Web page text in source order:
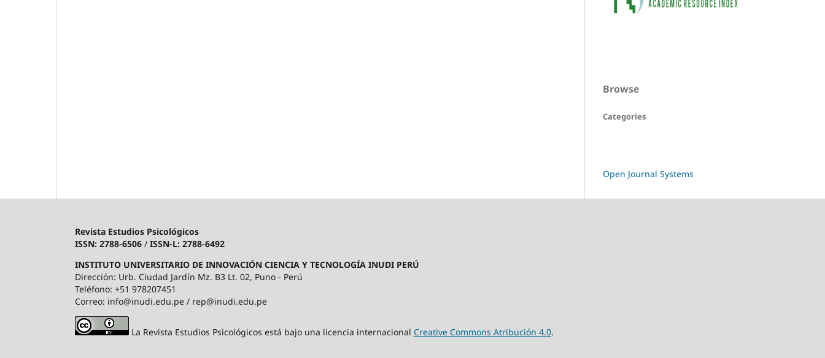
Browse
Categories
Open Journal Systems
Revista Estudios Psicológicos
ISSN: 2788-6506 / ISSN-L: 2788-6492
INSTITUTO UNIVERSITARIO DE INNOVACIÓN CIENCIA Y TECNOLOGÍA INUDI PERÚ
Dirección: Urb. Ciudad Jardín Mz. B3 Lt. 02, Puno - Perú
Teléfono: +51 978207451
Correo: info@inudi.edu.pe / rep@inudi.edu.pe
La Revista Estudios Psicológicos está bajo una licencia internacional Creative Commons Atribución 4.0.